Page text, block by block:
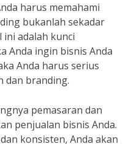
harus memahami
bukanlah sekadar
ini adalah kunci
Anda ingin bisnis Anda
Anda harus serius
dan branding.
pemasaran dan
penjualan bisnis Anda.
konsisten, Anda akan